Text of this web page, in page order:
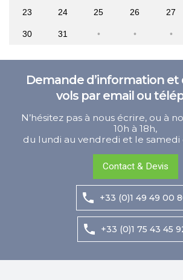
23 24 25 26 27
30 31
Demande d’information et
vols par email ou
N’hésitez pas à nous écrire, ou à
10h à 18h,
du lundi au vendredi et le samedi
Contact & Devis
+33 (0)1 49 49 00
+33 (0)1 75 43 45